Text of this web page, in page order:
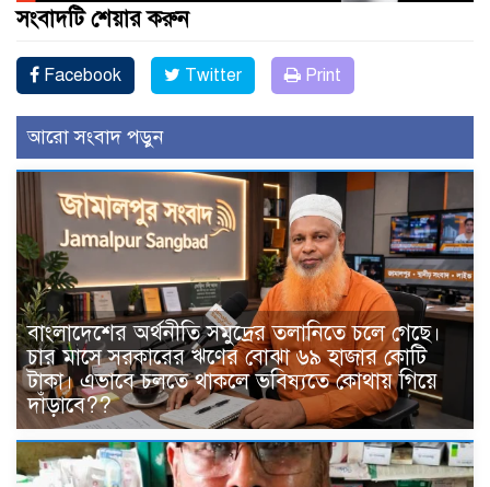
সংবাদটি শেয়ার করুন
Facebook Twitter Print
আরো সংবাদ পড়ুন
বাংলাদেশের অর্থনীতি সমুদ্রের তলানিতে চলে গেছে।
চার মাসে সরকারের ঋণের বোঝা ৬৯ হাজার কোটি
টাকা। এভাবে চলতে থাকলে ভবিষ্যতে কোথায় গিয়ে
দাঁড়াবে??